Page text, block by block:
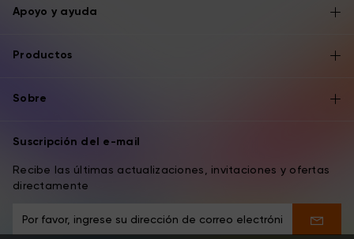
Apoyo y ayuda
Productos
Sobre
Suscripción del e-mail
Recibe las últimas actualizaciones, invitaciones y ofertas
directamente